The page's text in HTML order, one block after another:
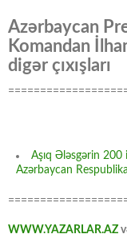
Azərbaycan
Komandan
digər çıxışları
Aşıq Ələsgərin 200
Azərbaycan
WWW.YAZARLAR.AZ